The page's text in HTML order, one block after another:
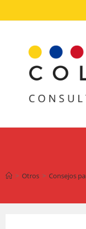
al
> Otros > Consejos